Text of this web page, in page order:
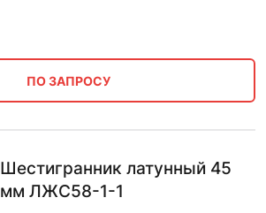
ПО ЗАПРОСУ
Шестигранник латунный 45
мм ЛЖС58-1-1